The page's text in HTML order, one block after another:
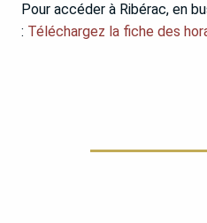
Pour accéder à Ribérac, en
: Téléchargez la fiche des